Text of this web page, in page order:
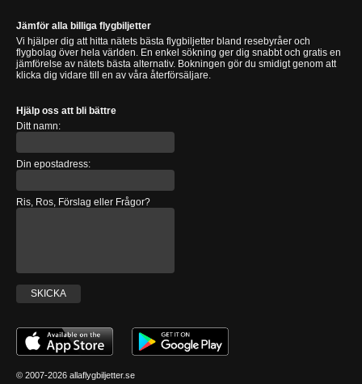
Jämför alla billiga flygbiljetter
Vi hjälper dig att hitta nätets bästa flygbiljetter bland resebyråer och
flygbolag över hela världen. En enkel sökning ger dig snabbt och gratis en
jämförelse av nätets bästa alternativ. Bokningen gör du smidigt genom att
klicka dig vidare till en av våra återförsäljare.
Hjälp oss att bli bättre
Ditt namn:
Din epostadress:
Ris, Ros, Förslag eller Frågor?
SKICKA
© 2007-2026 allaflygbiljetter.se